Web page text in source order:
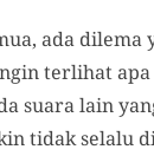
ada dilema
terlihat
suara lain
tidak selalu